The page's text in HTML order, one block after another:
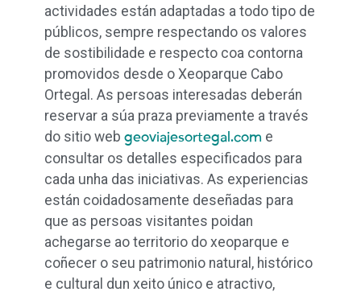
actividades están adaptadas a todo tipo de
públicos, sempre respectando os valores
de sostibilidade e respecto coa contorna
promovidos desde o Xeoparque Cabo
Ortegal. As persoas interesadas deberán
reservar a súa praza previamente a través
do sitio web geoviajesortegal.com e
consultar os detalles especificados para
cada unha das iniciativas. As experiencias
están coidadosamente deseñadas para
que as persoas visitantes poidan
achegarse ao territorio do xeoparque e
coñecer o seu patrimonio natural, histórico
e cultural dun xeito único e atractivo,